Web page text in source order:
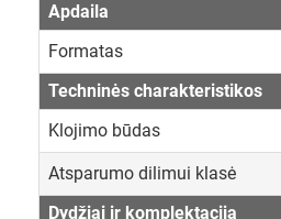
Apdaila
Formatas
Techninės charakteristikos
Klojimo būdas
Atsparumo dilimui klasė
Dydžiai ir komplektacija